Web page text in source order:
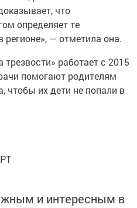
что
определяет те
регионе», — отметила она.
трезвости» работает с 2015
помогают родителям
чтобы их дети не попали в
и интересным в